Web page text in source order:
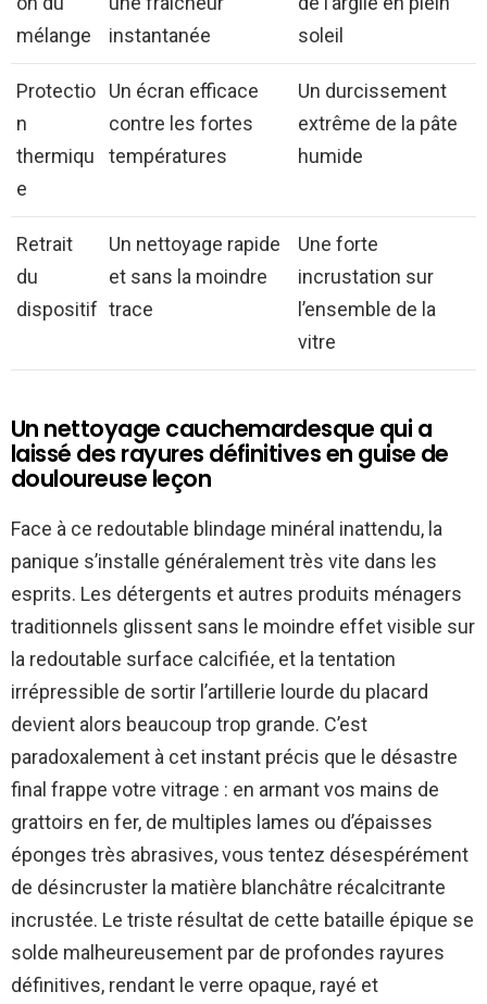
mélange
instantanée
soleil
Protectio
n
thermiqu
e
Un écran efficace
contre les fortes
températures
Un durcissement
extrême de la pâte
humide
Retrait
du
dispositif
Un nettoyage rapide
et sans la moindre
trace
Une forte
incrustation sur
l’ensemble de la
vitre
Un nettoyage cauchemardesque qui a
laissé des rayures définitives en guise de
douloureuse leçon
Face à ce redoutable blindage minéral inattendu, la
panique s’installe généralement très vite dans les
esprits. Les détergents et autres produits ménagers
traditionnels glissent sans le moindre effet visible sur
la redoutable surface calcifiée, et la tentation
irrépressible de sortir l’artillerie lourde du placard
devient alors beaucoup trop grande. C’est
paradoxalement à cet instant précis que le désastre
final frappe votre vitrage : en armant vos mains de
grattoirs en fer, de multiples lames ou d’épaisses
éponges très abrasives, vous tentez désespérément
de désincruster la matière blanchâtre récalcitrante
incrustée. Le triste résultat de cette bataille épique se
solde malheureusement par de profondes rayures
définitives, rendant le verre opaque, rayé et